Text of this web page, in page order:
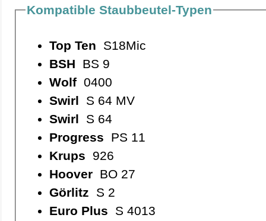
Kompatible Staubbeutel-Typen
Top Ten S18Mic
BSH BS 9
Wolf0400
Swirl S 64 MV
Swirl S 64
Progress PS 11
Krups 926
HooverBO 27
Görlitz S 2
Euro Plus S 4013